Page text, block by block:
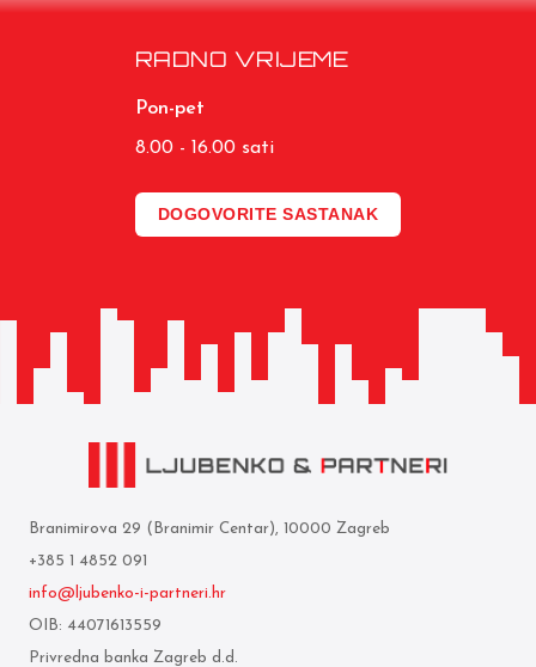
RADNO VRIJEME
Pon-pet
8.00 - 16.00 sati
DOGOVORITE SASTANAK
Branimirova 29 (Branimir Centar), 10000 Zagreb
+385 1 4852 091
info@ljubenko-i-partneri.hr
OIB: 44071613559
Privredna banka Zagreb d.d.